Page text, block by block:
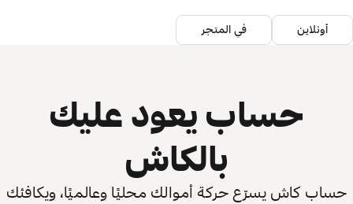
أونلاين في المتجر
حساب يعود عليك
بالكاش
حساب كاش يسرّع حركة أموالك محليًا وعالميًا، ويكافئك